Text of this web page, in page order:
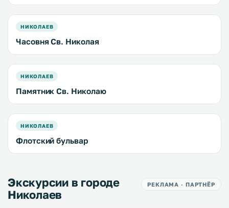
НИКОЛАЕВ
Часовня Св. Николая
НИКОЛАЕВ
Памятник Св. Николаю
НИКОЛАЕВ
Флотский бульвар
Экскурсии в городе
Николаев
РЕКЛАМА · ПАРТНЁР